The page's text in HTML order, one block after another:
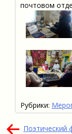
почтовом
Рубрики:
Навигация